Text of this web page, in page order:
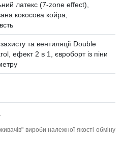
латекс (7-zone effect),
кокосова койра,
та вентиляції Double
ефект 2 в 1, євроборт із піни
вироби належної якості обміну